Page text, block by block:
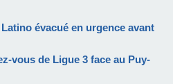
évacué en urgence avant
vous de Ligue 3 face au Puy-